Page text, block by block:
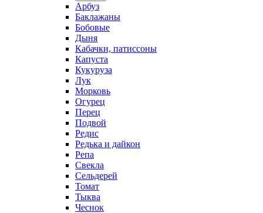
Арбуз
Баклажаны
Бобовые
Дыня
Кабачки, патиссоны
Капуста
Кукуруза
Лук
Морковь
Огурец
Перец
Подвой
Редис
Редька и дайкон
Репа
Свекла
Сельдерей
Томат
Тыква
Чеснок